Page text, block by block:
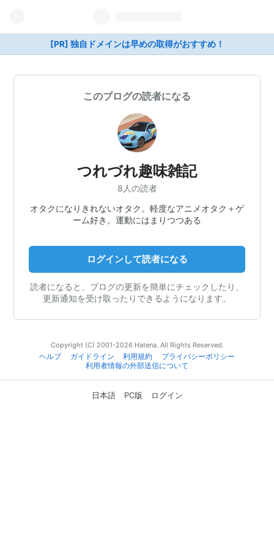
[PR] 独自ドメインは早めの取得がおすすめ！
このブログの読者になる
つれづれ趣味雑記
8人の読者
オタクになりきれないオタク。軽度なアニメオタク＋ゲ
ーム好き。運動にはまりつつある
ログインして読者になる
読者になると、ブログの更新を簡単にチェックしたり、
更新通知を受け取ったりできるようになります。
Copyright (C) 2001-2026 Hatena. All Rights Reserved.
ヘルプ
ガイドライン 利用規約
プライバシーポリシー
利用者情報の外部送信について
日本語 PC版 ログイン